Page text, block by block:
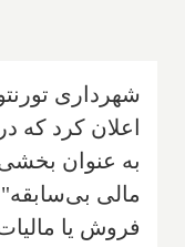
شهرداری
اعلان کرد که
به عنوان
مالی
فروش یا